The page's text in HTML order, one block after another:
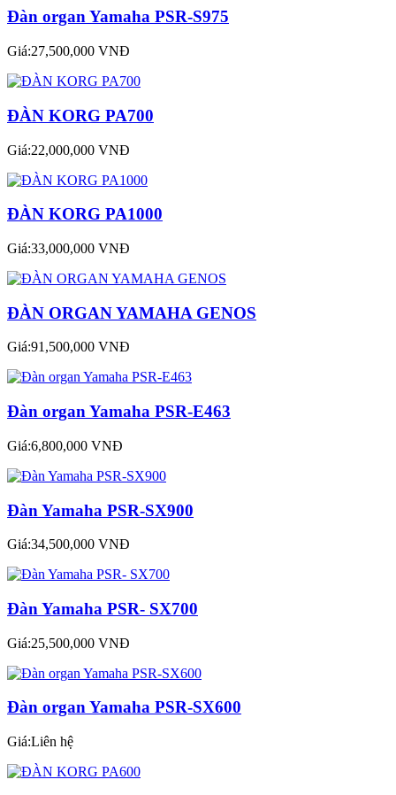
Đàn organ Yamaha PSR-S975
Giá:27,500,000 VNĐ
ĐÀN KORG PA700
Giá:22,000,000 VNĐ
ĐÀN KORG PA1000
Giá:33,000,000 VNĐ
ĐÀN ORGAN YAMAHA GENOS
Giá:91,500,000 VNĐ
Đàn organ Yamaha PSR-E463
Giá:6,800,000 VNĐ
Đàn Yamaha PSR-SX900
Giá:34,500,000 VNĐ
Đàn Yamaha PSR- SX700
Giá:25,500,000 VNĐ
Đàn organ Yamaha PSR-SX600
Giá:Liên hệ